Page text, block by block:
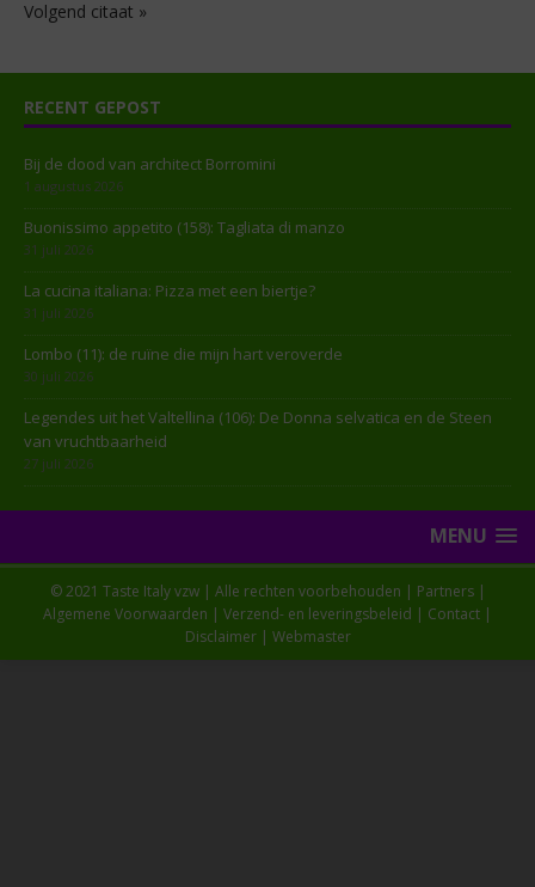
Volgend citaat »
RECENT GEPOST
Bij de dood van architect Borromini
1 augustus 2026
Buonissimo appetito (158): Tagliata di manzo
31 juli 2026
La cucina italiana: Pizza met een biertje?
31 juli 2026
Lombo (11): de ruïne die mijn hart veroverde
30 juli 2026
Legendes uit het Valtellina (106): De Donna selvatica en de Steen
van vruchtbaarheid
27 juli 2026
MENU
© 2021 Taste Italy vzw | Alle rechten voorbehouden | Partners|
Algemene Voorwaarden | Verzend- en leveringsbeleid | Contact |
Disclaimer| Webmaster